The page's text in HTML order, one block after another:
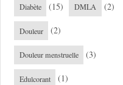
Diabète (15) DMLA (2)
Douleur (2)
Douleur menstruelle (3)
Edulcorant (1)